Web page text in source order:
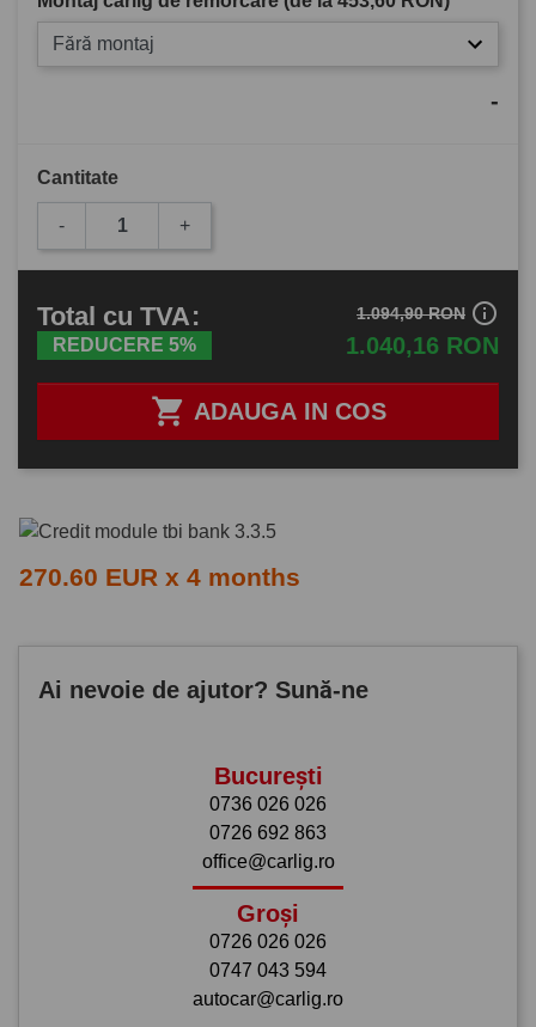
Fără montaj
-
Cantitate
- +
 ADAUGA IN COS
Total cu TVA:
REDUCERE 5% 1.040,16 RON
1.094,90 RON info_outline
270.60 EUR x 4 months
Ai nevoie de ajutor? Sună-ne
București
0736 026 026
0726 692 863
office@carlig.ro
Groși
0726 026 026
0747 043 594
autocar@carlig.ro